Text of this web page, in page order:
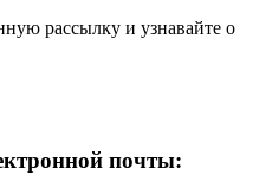
рассылку и узнавайте о
почты: